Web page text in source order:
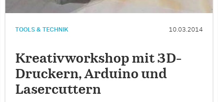
TOOLS & TECHNIK 10.03.2014
Kreativworkshop mit 3D-
Druckern, Arduino und
Lasercuttern